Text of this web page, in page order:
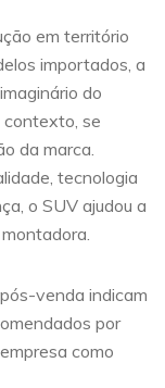
em território
importados, a
do
contexto, se
da marca.
tecnologia
o SUV ajudou a
venda indicam
por
como